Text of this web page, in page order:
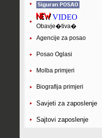
VIDEO
Obavje�tiva�
Agencije za posao
Posao Oglasi
Molba primjeri
Biografija primjeri
Savjeti za zaposlenje
Sajtovi zaposlenje